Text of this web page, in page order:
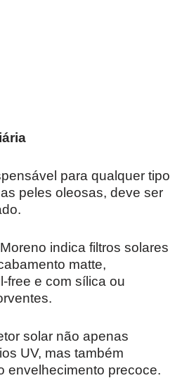
para qualquer tipo
peles oleosas, deve ser
indica filtros solares
matte,
free e com sílica ou
solar não apenas
UV, mas também
envelhecimento precoce.